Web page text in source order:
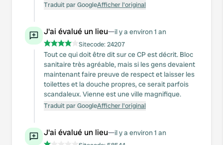
Traduit par GoogleAfficher l'original
J'ai évalué un lieu—il y a environ 1 an
Sitecode:24207
Tout ce qui doit être dit sur ce CP est décrit. Bloc
sanitaire très agréable, mais si les gens devaient
maintenant faire preuve de respect et laisser les
toilettes et la douche propres, ce serait parfois
scandaleux. Vienne est une ville magnifique.
Traduit par GoogleAfficher l'original
J'ai évalué un lieu—il y a environ 1 an